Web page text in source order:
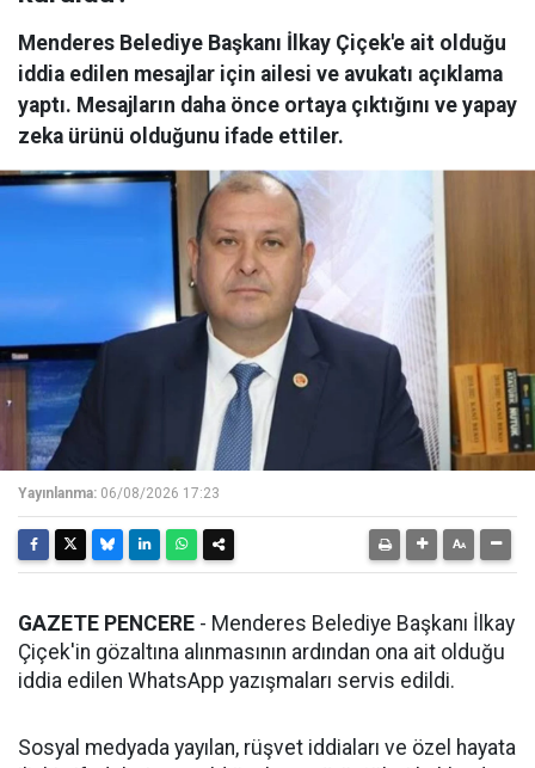
Menderes Belediye Başkanı İlkay Çiçek'e ait olduğu
iddia edilen mesajlar için ailesi ve avukatı açıklama
yaptı. Mesajların daha önce ortaya çıktığını ve yapay
zeka ürünü olduğunu ifade ettiler.
Yayınlanma: 06/08/2026 17:23
GAZETE PENCERE - Menderes Belediye Başkanı İlkay
Çiçek'in gözaltına alınmasının ardından ona ait olduğu
iddia edilen WhatsApp yazışmaları servis edildi.
Sosyal medyada yayılan, rüşvet iddiaları ve özel hayata